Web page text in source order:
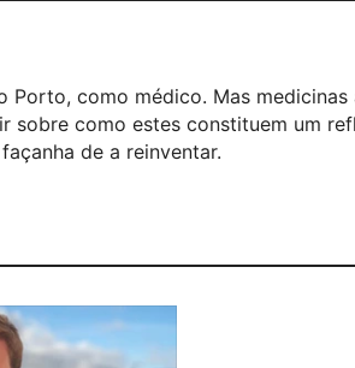
Porto, como médico. Mas
sobre como estes constituem um
de a reinventar.